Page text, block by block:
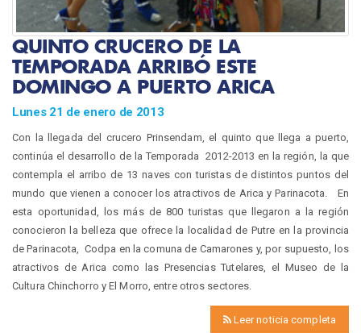
QUINTO CRUCERO DE LA
TEMPORADA ARRIBÓ ESTE
DOMINGO A PUERTO ARICA
Lunes 21 de enero de 2013
Con la llegada del crucero Prinsendam, el quinto que llega a puerto,
continúa el desarrollo de la Temporada 2012-2013 en la región, la que
contempla el arribo de 13 naves con turistas de distintos puntos del
mundo que vienen a conocer los atractivos de Arica y Parinacota. En
esta oportunidad, los más de 800 turistas que llegaron a la región
conocieron la belleza que ofrece la localidad de Putre en la provincia
de Parinacota, Codpa en la comuna de Camarones y, por supuesto, los
atractivos de Arica como las Presencias Tutelares, el Museo de la
Cultura Chinchorro y El Morro, entre otros sectores.
Leer noticia completa